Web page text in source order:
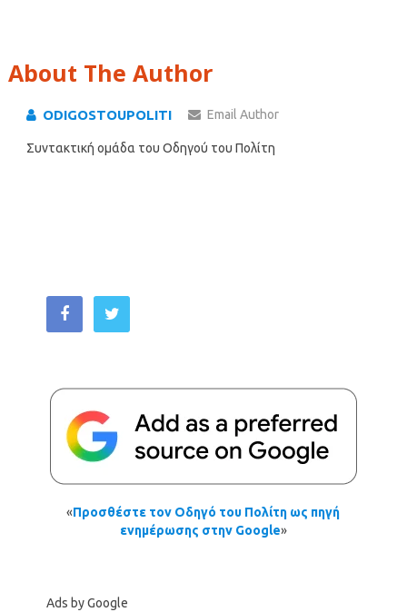
About The Author
ODIGOSTOUPOLITI Email Author
Συντακτική ομάδα του Οδηγού του Πολίτη
«Προσθέστε τον Οδηγό του Πολίτη ως πηγή
ενημέρωσης στην Google»
Ads by Google